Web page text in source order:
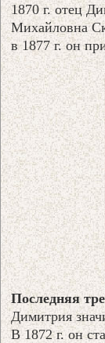
1870 г. отец
Михайловна
в 1877 г. он
Последняя
Димитрия
В 1872 г. он